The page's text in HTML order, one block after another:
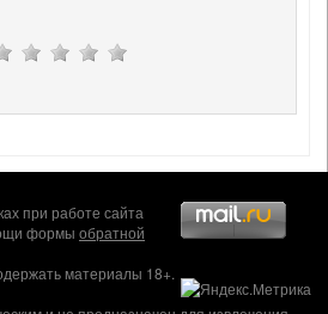
при работе сайта
формы обратной
материалы 18+.